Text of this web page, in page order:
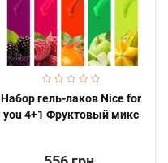
Набор гель-лаков Nice for
you 4+1 Фруктовый микс